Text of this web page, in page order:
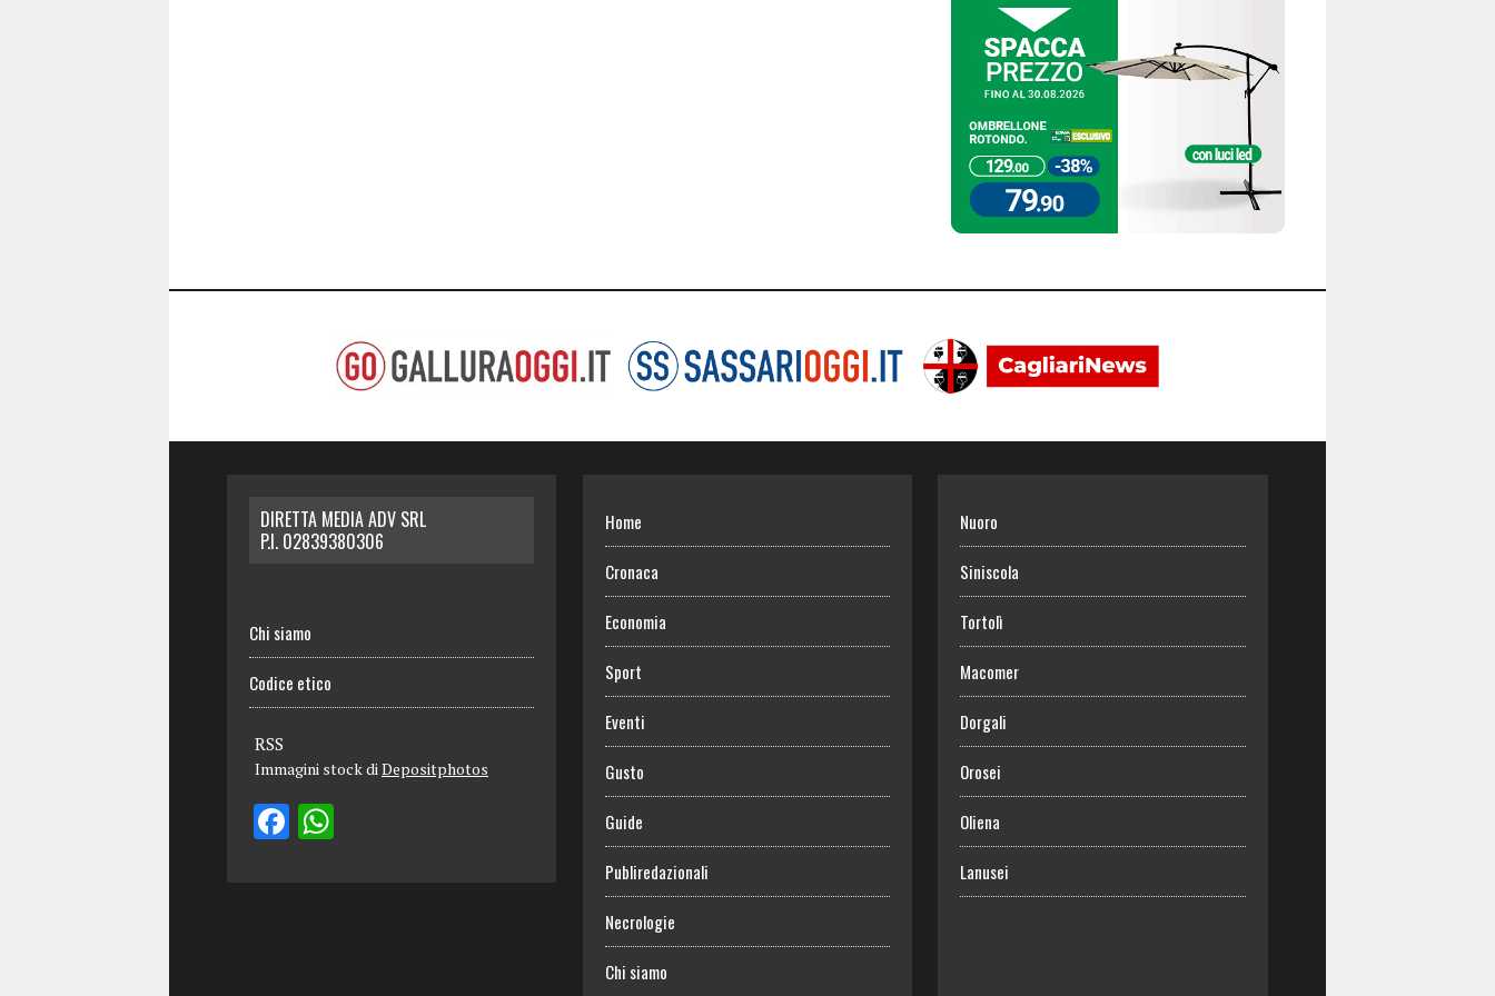
DIRETTA MEDIA ADV SRL
P.I. 02839380306
Chi siamo
Codice etico
RSS
Immagini stock diDepositphotos
Home
Cronaca
Economia
Sport
Eventi
Gusto
Guide
Publiredazionali
Necrologie
Chi siamo
Nuoro
Siniscola
Tortolì
Macomer
Dorgali
Orosei
Oliena
Lanusei